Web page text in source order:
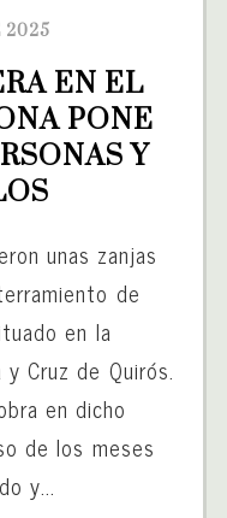
2025
EN EL
PONE
Y
unas zanjas
de
en la
Cruz de Quirós.
en dicho
de los meses
y...